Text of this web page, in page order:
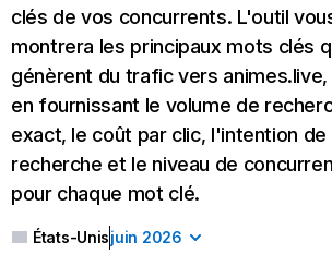
clés de vos concurrents. L'outil
montrera les principaux mots clés
génèrent du trafic vers
en fournissant le volume de
exact, le coût par clic, l'intention de
recherche et le niveau de
pour chaque mot clé.
États-Unisjuin 2026